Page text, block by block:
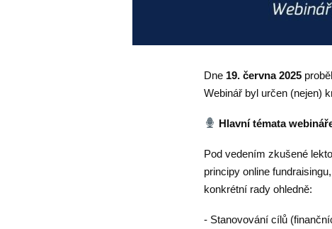
Dne 19. června 2025
Webinář byl určen (nejen)
Hlavní témata
Pod vedením zkušené
principy online
konkrétní rady ohledně:
- Stanovování cílů